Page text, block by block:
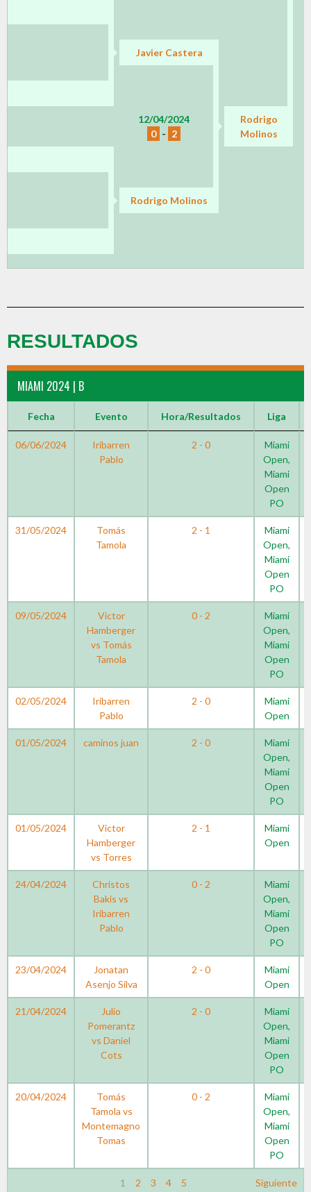
Javier Castera
12/04/2024
0 - 2
Rodrigo
Molinos
Rodrigo Molinos
RESULTADOS
MIAMI 2024 | B
Fecha Evento Hora/Resultados Liga
06/06/2024
Iribarren
Pablo
2 - 0
Miami
Open,
Miami
Open
PO
31/05/2024
Tomás
Tamola
2 - 1
Miami
Open,
Miami
Open
PO
09/05/2024
Victor
Hamberger
vs Tomás
Tamola
0 - 2
Miami
Open,
Miami
Open
PO
02/05/2024
Iribarren
Pablo
2 - 0
Miami
Open
01/05/2024 caminos juan 2 - 0
Miami
Open,
Miami
Open
PO
01/05/2024
Victor
Hamberger
vs Torres
2 - 1
Miami
Open
24/04/2024
Christos
Bakis vs
Iribarren
Pablo
0 - 2
Miami
Open,
Miami
Open
PO
23/04/2024
Jonatan
Asenjo Silva
2 - 0
Miami
Open
21/04/2024
Julio
Pomerantz
vs Daniel
Cots
2 - 0
Miami
Open,
Miami
Open
PO
20/04/2024
Tomás
Tamola vs
Montemagno
Tomas
0 - 2
Miami
Open,
Miami
Open
PO
1 2 3 4 5 Siguiente